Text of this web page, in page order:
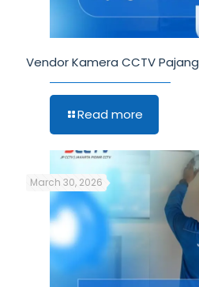
Vendor Kamera CCTV Pajang
Read more
March 30, 2026